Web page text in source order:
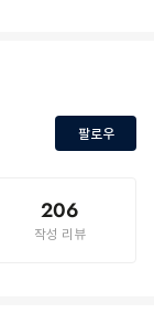
팔로우
206
작성 리뷰